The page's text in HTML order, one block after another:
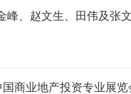
峰、赵文生、田伟及张
商业地产投资专业展